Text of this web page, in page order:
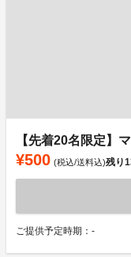
【先着20名限定】
¥500 (税込/送料込)残り
ご提供予定時期：-